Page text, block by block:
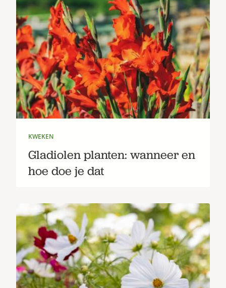
Gardeners’ World 08/2026
Bestel nu
Abonneer
KWEKEN
Gladiolen planten: wanneer en
hoe doe je dat